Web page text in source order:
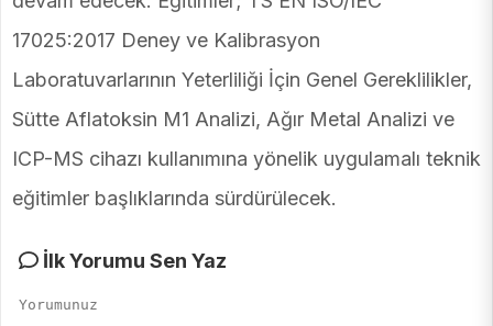
17025:2017 Deney ve Kalibrasyon
Laboratuvarlarının Yeterliliği İçin Genel Gereklilikler,
Sütte Aflatoksin M1 Analizi, Ağır Metal Analizi ve
ICP-MS cihazı kullanımına yönelik uygulamalı teknik
eğitimler başlıklarında sürdürülecek.
İlk Yorumu Sen Yaz